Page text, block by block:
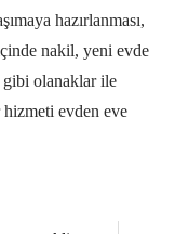
hazırlanması,
nakil, yeni evde
gibi olanaklar ile
evden eve